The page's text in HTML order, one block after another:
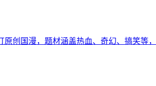
创国漫，题材涵盖热血、奇幻、搞笑等